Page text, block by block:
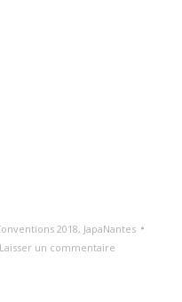
2018, JapaNantes
Laisser un commentaire